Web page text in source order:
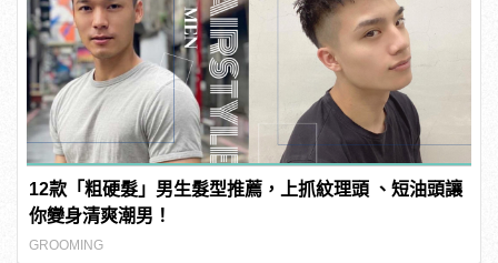
12款「粗硬髮」男生髮型推薦，上抓紋理頭 、短油頭讓
你變身清爽潮男！
GROOMING